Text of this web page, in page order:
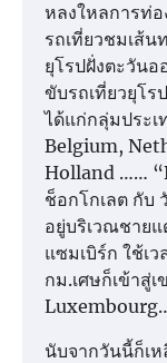
หลงใหลการท่
รถเที่ยวชมเส้น
ยุโรปฝั่งตะวันอ
ขับรถเที่ยวยุโร
ได้แก่กลุ่มประ
Belgium,
Holland ……
ช็อกโกเลต กับ
อยู่บริเวณชายแ
แซมเบิร์ก ใช้เ
กม.เศษก็เข้าสู่เ
นับจากวันนี้ก็เห